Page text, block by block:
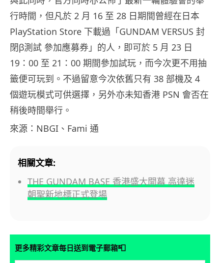
行時間，但凡於 2 月 16 至 28 日期間曾經在日本
PlayStation Store 下載過「GUNDAM VERSUS 封
閉β測試 參加應募券」的人，即可於 5 月 23 日
19：00 至 21：00 期間參加試玩，而今次更不用抽
籤便可玩到。不過留意今次依舊只有 38 部機及 4
個遊玩模式可供選擇，另外亦未知香港 PSN 會否在
稍後時間舉行。
來源：NBGI、Fami 通
相關文章:
THE GUNDAM BASE 香港盛大開幕 高達迷
朝聖新地標正式登場
更多精彩文章每日送到電子郵箱📮